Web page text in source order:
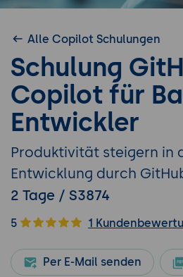
Alle Copilot Schulungen
Schulung
Copilot für
Entwickler
Produktivität steigern in
Entwicklung durch
2 Tage / S3874
5 1
Per E-Mail senden